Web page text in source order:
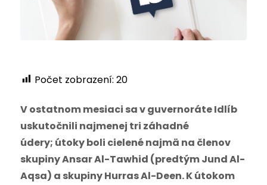
Počet zobrazení: 20
V ostatnom mesiaci sa v guvernoráte Idlíb
uskutočnili najmenej tri záhadné
údery; útoky boli cielené najmä na členov
skupiny Ansar Al-Tawhid (predtým Jund Al-
Aqsa) a skupiny Hurras Al-Deen. K útokom